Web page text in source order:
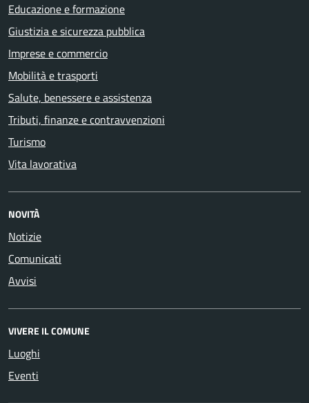
Educazione e formazione
Giustizia e sicurezza pubblica
Imprese e commercio
Mobilità e trasporti
Salute, benessere e assistenza
Tributi, finanze e contravvenzioni
Turismo
Vita lavorativa
NOVITÀ
Notizie
Comunicati
Avvisi
VIVERE IL COMUNE
Luoghi
Eventi